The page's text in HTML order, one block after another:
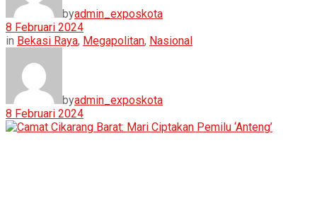
byadmin_exposkota
8 Februari 2024
in Bekasi Raya, Megapolitan, Nasional
byadmin_exposkota
8 Februari 2024